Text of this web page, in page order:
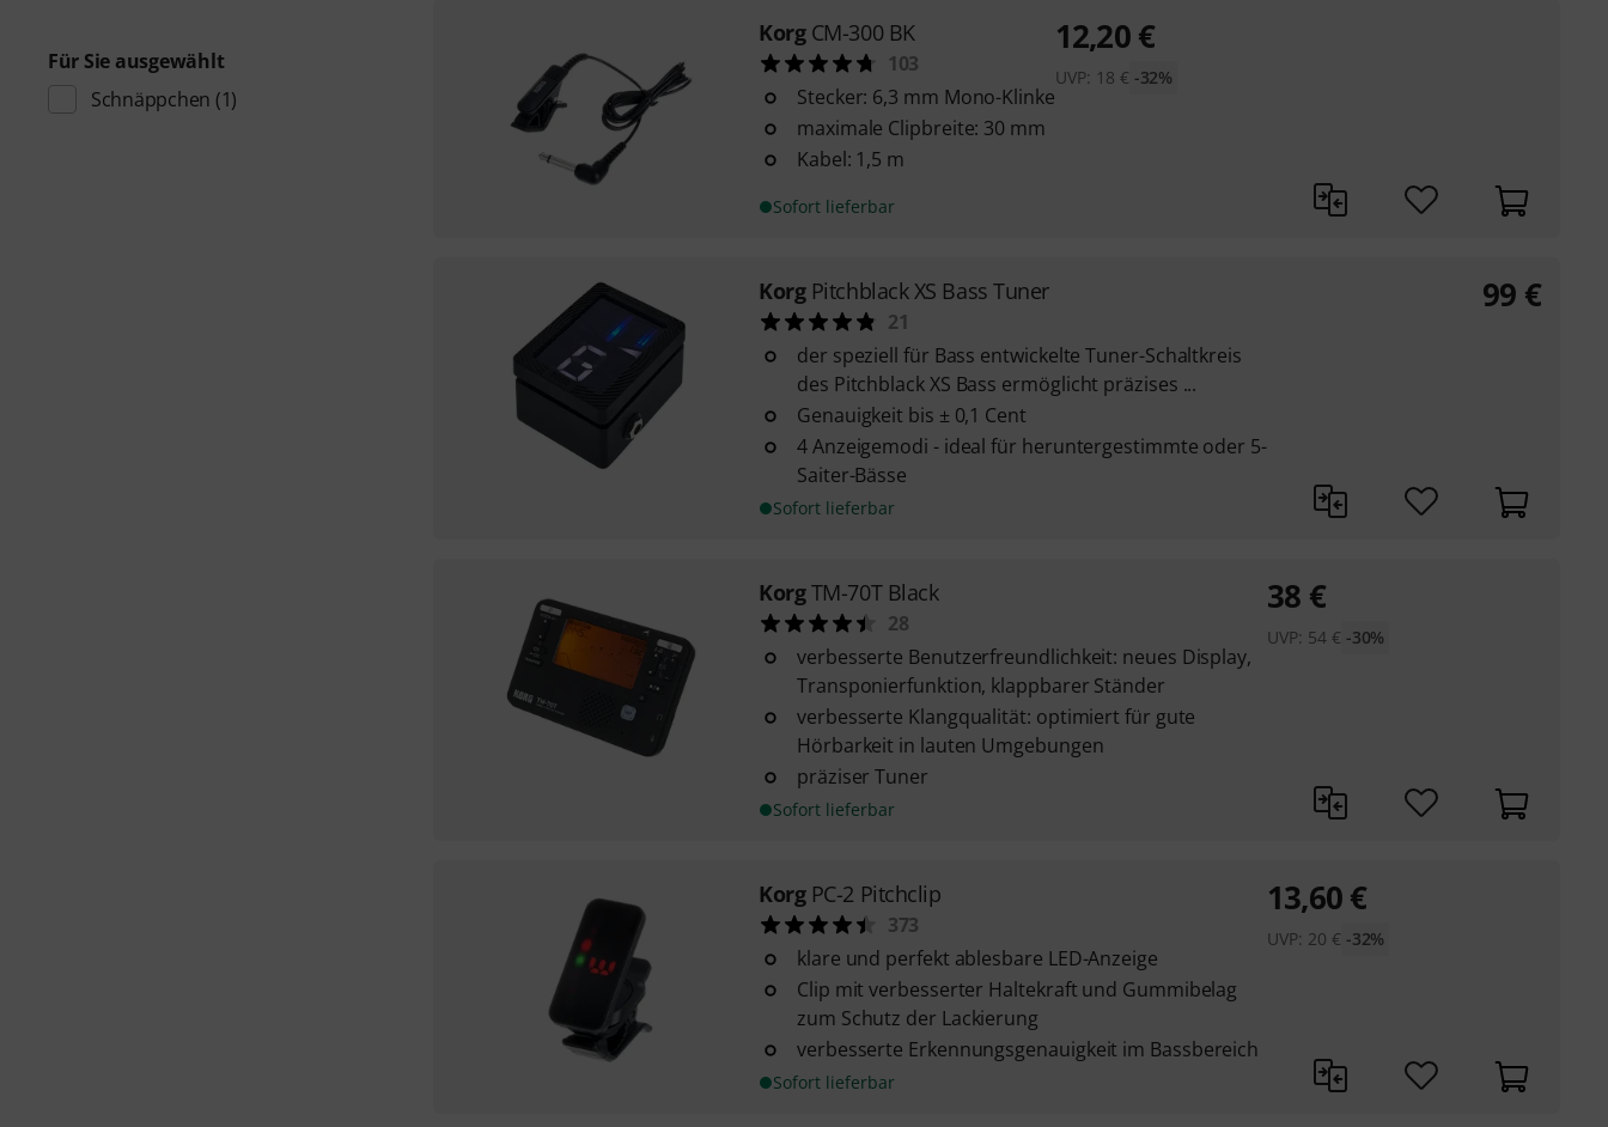
Für Sie ausgewählt
Schnäppchen (1)
Korg CM-300 BK
103
Stecker: 6,3 mm Mono-Klinke
maximale Clipbreite: 30 mm
Kabel: 1,5 m
Sofort lieferbar
12,20€
UVP: 18 € -32%
Korg Pitchblack XS Bass Tuner
21
der speziell für Bass entwickelte Tuner-Schaltkreis
des Pitchblack XS Bass ermöglicht präzises ...
Genauigkeit bis ± 0,1 Cent
4 Anzeigemodi - ideal für heruntergestimmte oder 5-
Saiter-Bässe
Sofort lieferbar
99 €
Korg TM-70T Black
28
verbesserte Benutzerfreundlichkeit: neues Display,
Transponierfunktion, klappbarer Ständer
verbesserte Klangqualität: optimiert für gute
Hörbarkeit in lauten Umgebungen
präziser Tuner
Sofort lieferbar
38 €
UVP: 54 € -30%
Korg PC-2 Pitchclip
373
klare und perfekt ablesbare LED-Anzeige
Clip mit verbesserter Haltekraft und Gummibelag
zum Schutz der Lackierung
verbesserte Erkennungsgenauigkeit im Bassbereich
Sofort lieferbar
13,60€
UVP: 20 € -32%